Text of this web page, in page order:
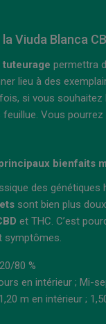
Viuda Blanca
tuteurage permettra
lieu à des
si vous
Vous
bienfaits
des génétiques
sont bien plus
et THC. C’est
symptômes.
20/80 %
en intérieur ; Mi-
m en intérieur ;